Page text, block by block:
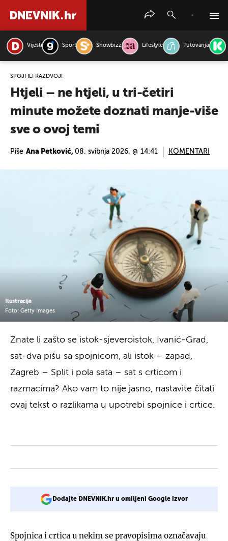
Vijesti Sport Showbizz Lifestyle Putovanja
SPOJI ILI RAZDVOJI
Htjeli – ne htjeli, u tri-četiri
minute možete doznati manje-više
sve o ovoj temi
Piše Ana Petković, 08. svibnja 2026. @ 14:41 KOMENTARI
Ilustracija
Foto: Getty Images
Znate li zašto se istok-sjeveroistok, Ivanić-Grad,
sat-dva pišu sa spojnicom, ali istok – zapad,
Zagreb – Split i pola sata – sat s crticom i
razmacima? Ako vam to nije jasno, nastavite čitati
ovaj tekst o razlikama u upotrebi spojnice i crtice.
Dodajte DNEVNIK.hr u omiljeni Google izvor
Spojnica i crtica u nekim se pravopisima označavaju
PRETRAŽITE VIJESTI